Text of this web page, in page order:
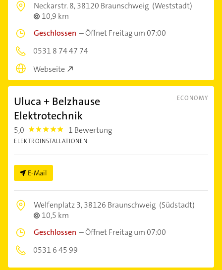
Neckarstr. 8,38120 Braunschweig (Weststadt)
10,9 km
Geschlossen –Öffnet Freitag um 07:00
0531 8 74 47 74
Webseite
ECONOMY
Uluca + Belzhause
Elektrotechnik
5,0 5.0 1 Bewertung
ELEKTROINSTALLATIONEN
E-Mail
Welfenplatz 3,38126 Braunschweig (Südstadt)
10,5 km
Geschlossen –Öffnet Freitag um 07:00
0531 6 45 99